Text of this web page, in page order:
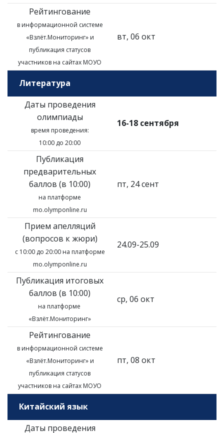
Рейтингование
в информационной системе
«Взлёт.Мониторинг» и
публикация статусов
участников на сайтах МОУО
вт, 06 окт
Литература
Даты проведения
олимпиады
время проведения:
10:00 до 20:00
16-18 сентября
Публикация
предварительных
баллов (в 10:00)
на платформе
mo.olymponline.ru
пт, 24 сент
Прием апелляций
(вопросов к жюри)
с 10:00 до 20:00 на платформе
mo.olymponline.ru
24.09-25.09
Публикация итоговых
баллов (в 10:00)
на платформе
«Взлёт.Мониторинг»
ср, 06 окт
Рейтингование
в информационной системе
«Взлёт.Мониторинг» и
публикация статусов
участников на сайтах МОУО
пт, 08 окт
Китайский язык
Даты проведения